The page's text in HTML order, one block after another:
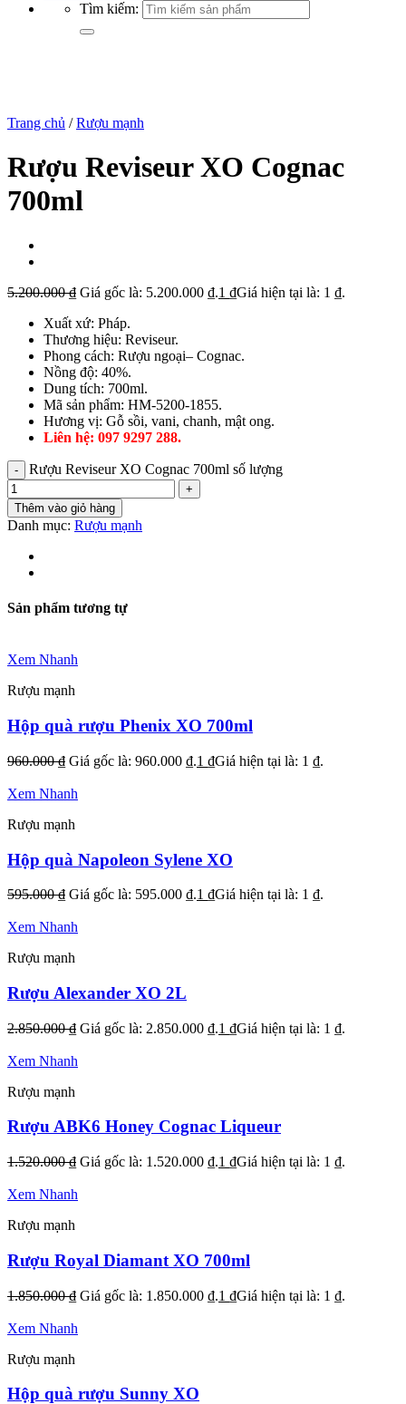
Tìm kiếm:
Trang chủ / Rượu mạnh
Rượu Reviseur XO Cognac
700ml
5.200.000₫ Giá gốc là: 5.200.000 ₫.1 ₫Giá hiện tại là: 1 ₫.
Xuất xứ: Pháp.
Thương hiệu: Reviseur.
Phong cách: Rượu ngoại– Cognac.
Nồng độ: 40%.
Dung tích: 700ml.
Mã sản phẩm: HM-5200-1855.
Hương vị: Gỗ sồi, vani, chanh, mật ong.
Liên hệ: 097 9297 288.
Rượu Reviseur XO Cognac 700ml số lượng
Thêm vào giỏ hàng
Danh mục: Rượu mạnh
Sản phẩm tương tự
Xem Nhanh
Rượu mạnh
Hộp quà rượu Phenix XO 700ml
960.000₫ Giá gốc là: 960.000 ₫.1 ₫Giá hiện tại là: 1 ₫.
Xem Nhanh
Rượu mạnh
Hộp quà Napoleon Sylene XO
595.000₫ Giá gốc là: 595.000 ₫.1 ₫Giá hiện tại là: 1 ₫.
Xem Nhanh
Rượu mạnh
Rượu Alexander XO 2L
2.850.000₫ Giá gốc là: 2.850.000 ₫.1 ₫Giá hiện tại là: 1 ₫.
Xem Nhanh
Rượu mạnh
Rượu ABK6 Honey Cognac Liqueur
1.520.000₫ Giá gốc là: 1.520.000 ₫.1 ₫Giá hiện tại là: 1 ₫.
Xem Nhanh
Rượu mạnh
Rượu Royal Diamant XO 700ml
1.850.000₫ Giá gốc là: 1.850.000 ₫.1 ₫Giá hiện tại là: 1 ₫.
Xem Nhanh
Rượu mạnh
Hộp quà rượu Sunny XO